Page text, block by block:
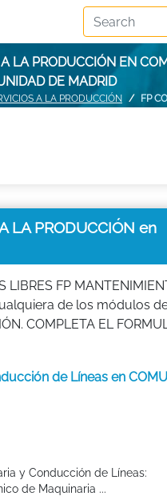
LA PRODUCCIÓN EN
DE MADRID
A LA PRODUCCIÓN FP
LA PRODUCCIÓN en
FP
de los módulos
COMPLETA EL
de Líneas en
y Conducción de
de Maquinaria ...